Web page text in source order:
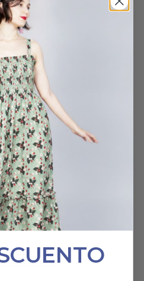
Que maravilla
2023